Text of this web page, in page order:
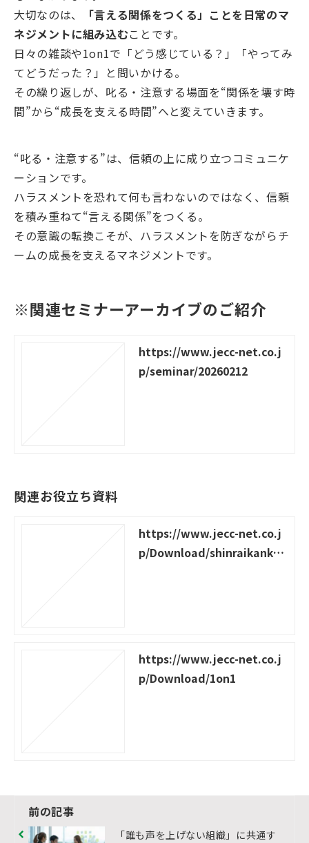
大切なのは、
「言える関係をつくる」ことを日常のマ
ネジメントに組み込むことです。
日々の雑談や1on1で「どう感じている？」「やってみ
てどうだった？」と問いかける。
その繰り返しが、叱る・注意する場面を“関係を壊す時
間”から“成長を支える時間”へと変えていきます。
“叱る・注意する”は、信頼の上に成り立つコミュニケ
ーションです。
ハラスメントを恐れて何も言わないのではなく、信頼
を積み重ねて“言える関係”をつくる。
その意識の転換こそが、ハラスメントを防ぎながらチ
ームの成長を支えるマネジメントです。
※関連セミナーアーカイブのご紹介
https://www.jecc-net.co.j
p/seminar/20260212
関連お役立ち資料
https://www.jecc-net.co.j
p/Download/shinraikankei
https://www.jecc-net.co.j
p/Download/1on1
前の記事
「誰も声を上げない組織」に共通す